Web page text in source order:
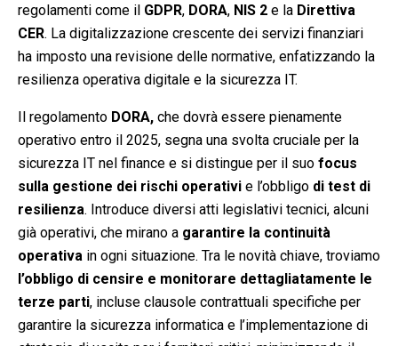
regolamenti come il GDPR, DORA, NIS 2 e la Direttiva
CER. La digitalizzazione crescente dei servizi finanziari
ha imposto una revisione delle normative, enfatizzando la
resilienza operativa digitale e la sicurezza IT.
Il regolamento DORA, che dovrà essere pienamente
operativo entro il 2025, segna una svolta cruciale per la
sicurezza IT nel finance e si distingue per il suo focus
sulla gestione dei rischi operativi e l’obbligo di test di
resilienza. Introduce diversi atti legislativi tecnici, alcuni
già operativi, che mirano a garantire la continuità
operativa in ogni situazione. Tra le novità chiave, troviamo
l’obbligo di censire e monitorare dettagliatamente le
terze parti, incluse clausole contrattuali specifiche per
garantire la sicurezza informatica e l’implementazione di